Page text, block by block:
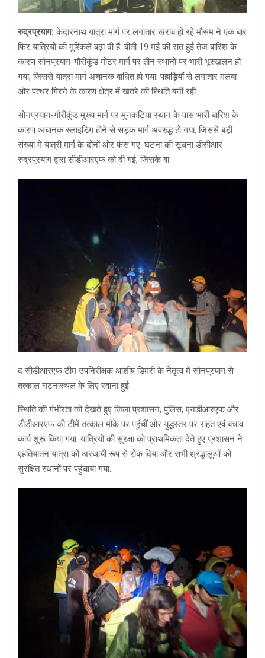
रुद्रप्रयाग: केदारनाथ यात्रा मार्ग पर लगातार खराब हो रहे मौसम ने एक बार
फिर यात्रियों की मुश्किलें बढ़ा दी हैं. बीती 19 मई की रात हुई तेज बारिश के
कारण सोनप्रयाग-गौरीकुंड मोटर मार्ग पर तीन स्थानों पर भारी भूस्खलन हो
गया, जिससे यात्रा मार्ग अचानक बाधित हो गया. पहाड़ियों से लगातार मलबा
और पत्थर गिरने के कारण क्षेत्र में खतरे की स्थिति बनी रही.
सोनप्रयाग-गौरीकुंड मुख्य मार्ग पर मुनकटिया स्थान के पास भारी बारिश के
कारण अचानक स्लाइडिंग होने से सड़क मार्ग अवरुद्ध हो गया, जिससे बड़ी
संख्या में यात्री मार्ग के दोनों ओर फंस गए. घटना की सूचना डीसीआर
रुद्रप्रयाग द्वारा सीडीआरएफ को दी गई, जिसके बा
द सीडीआरएफ टीम उपनिरीक्षक आशीष डिमरी के नेतृत्व में सोनप्रयाग से
तत्काल घटनास्थल के लिए रवाना हुई.
स्थिति की गंभीरता को देखते हुए जिला प्रशासन, पुलिस, एनडीआरएफ और
डीडीआरएफ की टीमें तत्काल मौके पर पहुंचीं और युद्धस्तर पर राहत एवं बचाव
कार्य शुरू किया गया. यात्रियों की सुरक्षा को प्राथमिकता देते हुए प्रशासन ने
एहतियातन यात्रा को अस्थायी रूप से रोक दिया और सभी श्रद्धालुओं को
सुरक्षित स्थानों पर पहुंचाया गया.